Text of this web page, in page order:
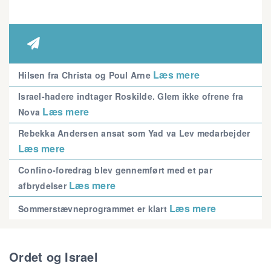

Hilsen fra Christa og Poul Arne Læs mere
Israel-hadere indtager Roskilde. Glem ikke ofrene fra
Nova Læs mere
Rebekka Andersen ansat som Yad va Lev medarbejder
Læs mere
Confino-foredrag blev gennemført med et par
afbrydelser Læs mere
Sommerstævneprogrammet er klart Læs mere
Ordet og Israel